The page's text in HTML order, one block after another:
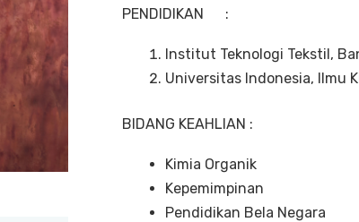
PENDIDIKAN :
Institut Teknologi Tekstil,
Universitas Indonesia, Ilmu
BIDANG KEAHLIAN :
Kimia Organik
Kepemimpinan
Pendidikan Bela Negara